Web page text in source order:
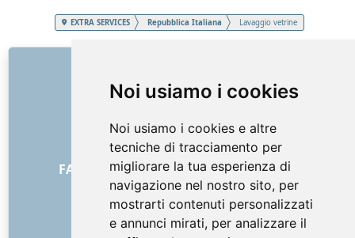
Noi usiamo i cookies
Noi usiamo i cookies e altre
tecniche di tracciamento per
migliorare la tua esperienza di
navigazione nel nostro sito, per
mostrarti contenuti personalizzati
e annunci mirati, per analizzare il
EXTRA SERVICES Repubblica Italiana Lavaggio vetrine
Chi siamo
Listino prezzi
Termini generali e condizioni
FAQ - per i clienti FAQ - per i fornitori
Pubblicità e marketing
Blog
Contatto